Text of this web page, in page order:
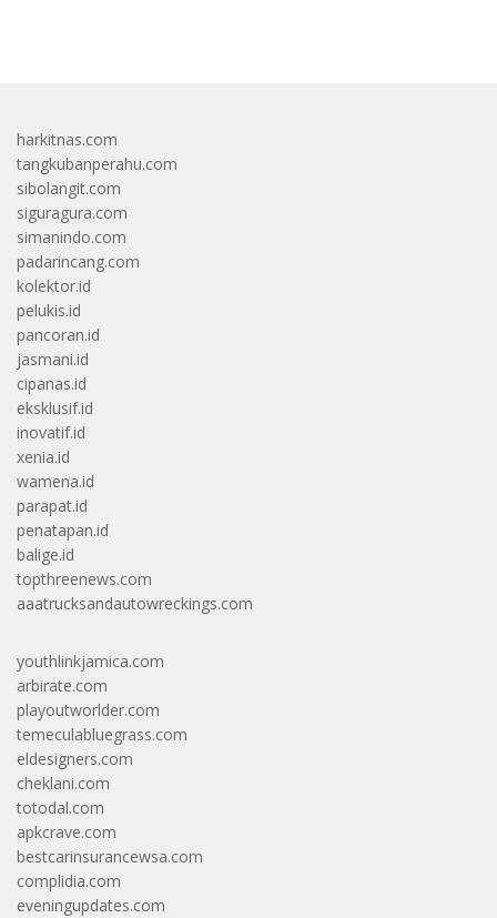
harkitnas.com
tangkubanperahu.com
sibolangit.com
siguragura.com
simanindo.com
padarincang.com
kolektor.id
pelukis.id
pancoran.id
jasmani.id
cipanas.id
eksklusif.id
inovatif.id
xenia.id
wamena.id
parapat.id
penatapan.id
balige.id
topthreenews.com
aaatrucksandautowreckings.com
youthlinkjamica.com
arbirate.com
playoutworlder.com
temeculabluegrass.com
eldesigners.com
cheklani.com
totodal.com
apkcrave.com
bestcarinsurancewsa.com
complidia.com
eveningupdates.com